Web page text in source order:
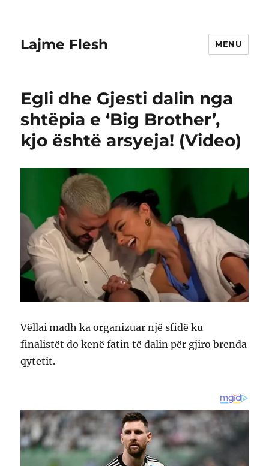
Lajme Flesh MENU
Egli dhe Gjesti dalin nga
shtëpia e ‘Big Brother’,
kjo është arsyeja! (Video)
Vëllai madh ka organizuar një sfidë ku
finalistët do kenë fatin të dalin për gjiro brenda
qytetit.